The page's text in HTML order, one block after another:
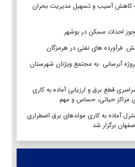
کاهش آسیب‌ و تسهیل مدیریت بحران
فرآورده های نفتی در هرمزگان
پروژه آبرسانی به مجتمع ویژنان شهرستان
قطع برق و ارزیابی آماده به کاری
مراکز حیاتی، حساس و مهم
آماده به کاری مولدهای برق اضطراری
برگزار شد